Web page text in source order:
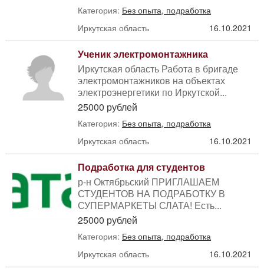
Категория: Без опыта, подработка
Иркутская область
16.10.2021
Ученик электромонтажника
Иркутская область Работа в бригаде
электромонтажников на объектах
электроэнергетики по Иркутской...
25000 рублей
Категория: Без опыта, подработка
Иркутская область
16.10.2021
Подработка для студентов
р-н Октябрьский ПРИГЛАШАЕМ
СТУДЕНТОВ НА ПОДРАБОТКУ В
СУПЕРМАРКЕТЫ СЛАТА! Есть...
25000 рублей
Категория: Без опыта, подработка
Иркутская область
16.10.2021